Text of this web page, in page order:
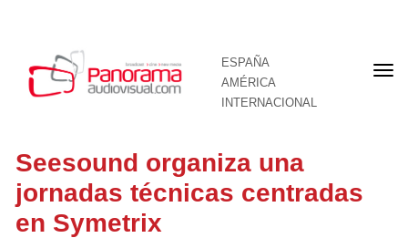
ESPAÑA
AMÉRICA
INTERNACIONAL
Seesound organiza una
jornadas técnicas centradas
en Symetrix